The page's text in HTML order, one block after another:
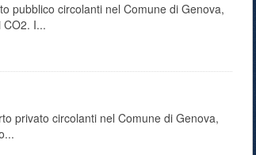
pubblico circolanti nel Comune di Genova,
I...
privato circolanti nel Comune di Genova,